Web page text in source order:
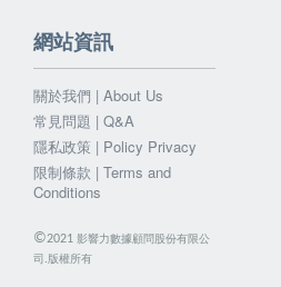
網站資訊
關於我們 | About Us
常見問題 | Q&A
隱私政策 | Policy Privacy
限制條款 | Terms and
Conditions
©2021 影響力數據顧問股份有限公
司.版權所有